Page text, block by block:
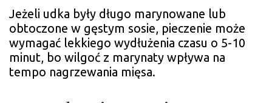
Jeżeli udka były długo marynowane lub
obtoczone w gęstym sosie, pieczenie może
wymagać lekkiego wydłużenia czasu o 5-10
minut, bo wilgoć z marynaty wpływa na
tempo nagrzewania mięsa.